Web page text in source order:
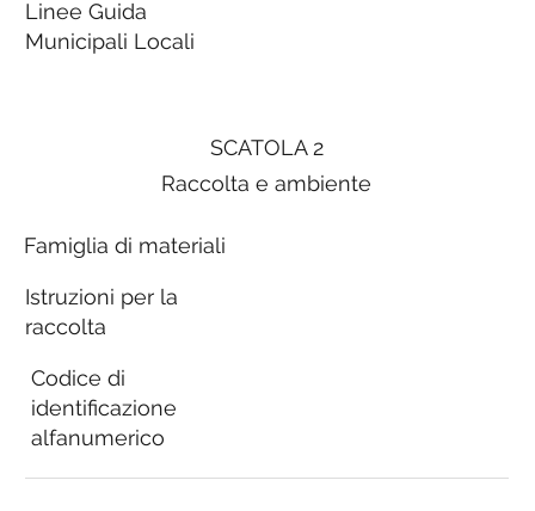
SCATOLA 2
Raccolta e ambiente
Famiglia di materiali
Istruzioni per la
raccolta
Codice di
identificazione
alfanumerico
Linee Guida
Municipali Locali